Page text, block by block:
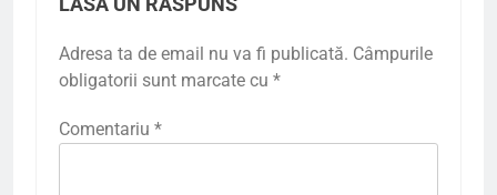
Adresa ta de email nu va fi publicată. Câmpurile
obligatorii sunt marcate cu *
Comentariu *